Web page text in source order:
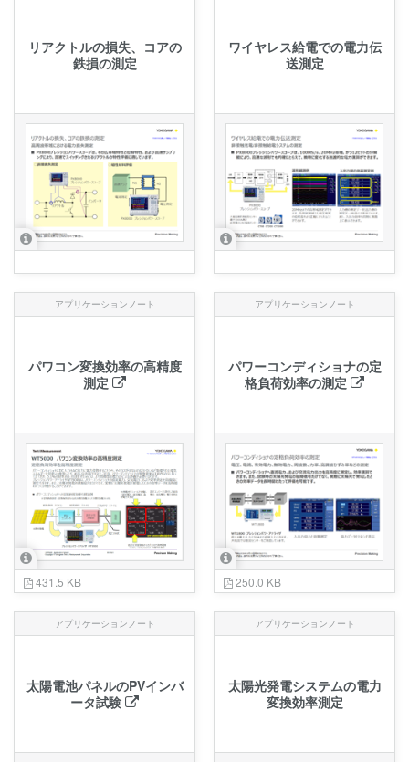
リアクトルの損失、コアの
鉄損の測定
ワイヤレス給電での電力伝
送測定
アプリケーションノート
パワコン変換効率の高精度
測定
431.5 KB
アプリケーションノート
パワーコンディショナの定
格負荷効率の測定
250.0 KB
アプリケーションノート
太陽電池パネルのPVインバ
ータ試験
アプリケーションノート
太陽光発電システムの電⼒
変換効率測定